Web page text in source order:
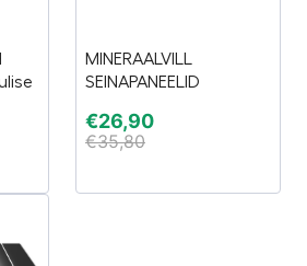
MINERAALVILL
SEINAPANEELID
€26,90
€35,80